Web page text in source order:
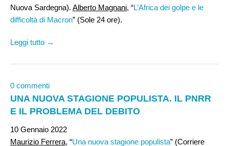
Nuova Sardegna). Alberto Magnani, “L’Africa dei golpe e le
difficoltà di Macron” (Sole 24 ore).
Leggi tutto →
0 commenti
UNA NUOVA STAGIONE POPULISTA. IL PNRR
E IL PROBLEMA DEL DEBITO
10 Gennaio 2022
Maurizio Ferrera, “Una nuova stagione populista” (Corriere